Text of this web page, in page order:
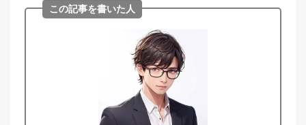
この記事を書いた人